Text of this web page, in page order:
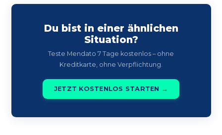
Du bist in einer ähnlichen
Situation?
Teste Mendato 7 Tage kostenlos – ohne
Kreditkarte, ohne Verpflichtung.
JETZT KOSTENLOS STARTEN →